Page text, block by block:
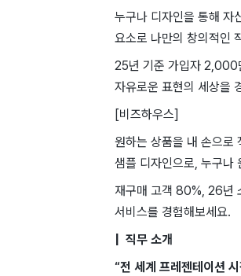
누구나 디자인을 통해 자
요소로 나만의 창의적인
25년 기준 가입자 2,000
자유로운 표현의 세상을
[비즈하우스]
원하는 상품을 내 손으로
샘플 디자인으로, 누구나
재구매 고객 80%, 26년
서비스를 경험해보세요.
| ​ ​직무 ​소개
“전 세계 ​프레젠테이션